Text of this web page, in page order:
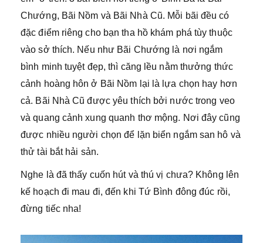
Chướng, Bãi Nồm và Bãi Nhà Cũ. Mỗi bãi đều có
đặc điểm riêng cho bạn tha hồ khám phá tùy thuộc
vào sở thích. Nếu như Bãi Chướng là nơi ngắm
bình minh tuyệt đẹp, thì căng lều nằm thưởng thức
cảnh hoàng hôn ở Bãi Nồm lại là lựa chọn hay hơn
cả. Bãi Nhà Cũ được yêu thích bởi nước trong veo
và quang cảnh xung quanh thơ mộng. Nơi đây cũng
được nhiều người chọn để lặn biển ngắm san hô và
thử tài bắt hải sản.
Nghe là đã thấy cuốn hút và thú vị chưa? Không lên
kế hoạch đi mau đi, đến khi Tứ Bình đông đúc rồi,
đừng tiếc nha!